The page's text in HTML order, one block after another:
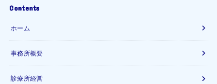
Contents
ホーム
事務所概要
診療所経営